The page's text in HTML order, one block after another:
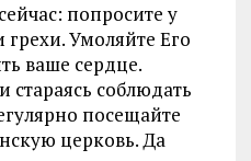
попросите у
Умоляйте Его
ваше сердце.
стараясь соблюдать
посещайте
церковь. Да